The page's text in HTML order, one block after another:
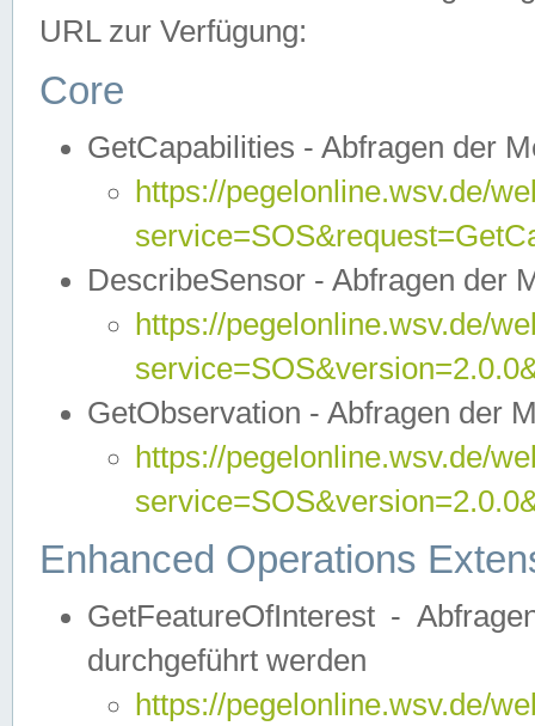
URL zur Verfügung:
Core
GetCapabilities - Abfragen der
https://pegelonline.wsv.de/
DescribeSensor - Abfragen der
https://pegelonline.wsv.de/
GetObservation - Abfragen der
https://pegelonline.wsv.de/
Enhanced Operations
GetFeatureOfInterest -
durchgeführt werden
https://pegelonline.wsv.de/